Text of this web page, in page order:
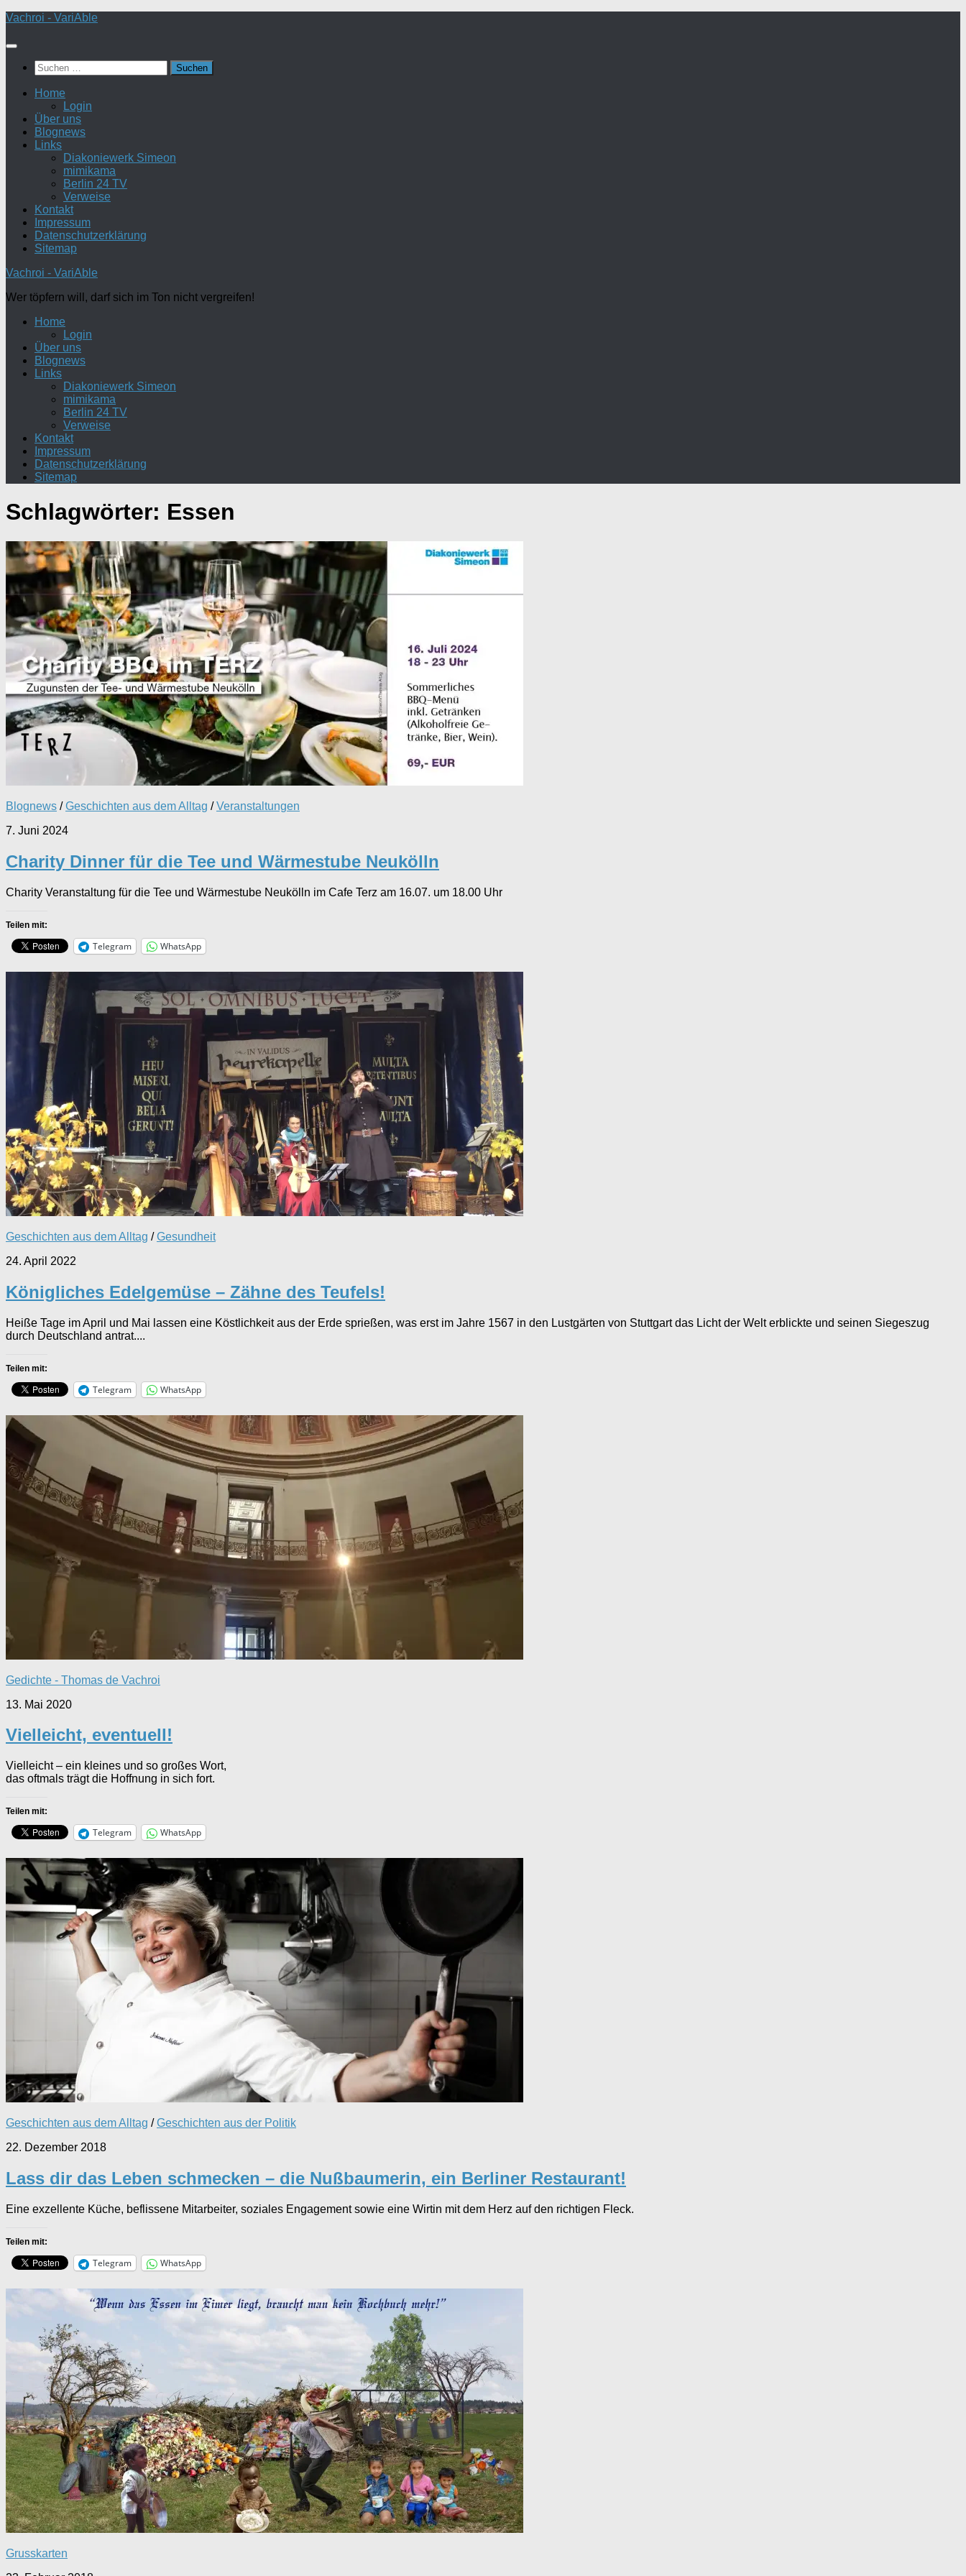
Zum
springen
Vachroi - VariAble
Suchen
nach:
Home
Login
Über uns
Blognews
Links
Diakoniewerk Simeon
mimikama
Berlin 24 TV
Verweise
Kontakt
Impressum
Datenschutzerklärung
Sitemap
Vachroi - VariAble
Wer töpfern will, darf sich im Ton nicht vergreifen!
Home
Login
Über uns
Blognews
Links
Diakoniewerk Simeon
mimikama
Berlin 24 TV
Verweise
Kontakt
Impressum
Datenschutzerklärung
Sitemap
Schlagwörter: Essen
Blognews /Geschichten aus dem Alltag /Veranstaltungen
7. Juni 2024
Charity Dinner für die Tee und Wärmestube Neukölln
Charity Veranstaltung für die Tee und Wärmestube Neukölln im Cafe Terz am 16.07. um 18.00 Uhr
Teilen mit:
Telegram WhatsApp
Geschichten aus dem Alltag /Gesundheit
24. April 2022
Königliches Edelgemüse – Zähne des Teufels!
Heiße Tage im April und Mai lassen eine Köstlichkeit aus der Erde sprießen, was erst im Jahre 1567 in den Lustgärten von Stuttgart das Licht der Welt erblickte und seinen Siegeszug
durch Deutschland antrat....
Teilen mit:
Telegram WhatsApp
Gedichte - Thomas de Vachroi
13. Mai 2020
Vielleicht, eventuell!
Vielleicht – ein kleines und so großes Wort,
das oftmals trägt die Hoffnung in sich fort.
Teilen mit:
Telegram WhatsApp
Geschichten aus dem Alltag /Geschichten aus der Politik
22. Dezember 2018
Lass dir das Leben schmecken – die Nußbaumerin, ein Berliner Restaurant!
Eine exzellente Küche, beflissene Mitarbeiter, soziales Engagement sowie eine Wirtin mit dem Herz auf den richtigen Fleck.
Teilen mit:
Telegram WhatsApp
Grusskarten